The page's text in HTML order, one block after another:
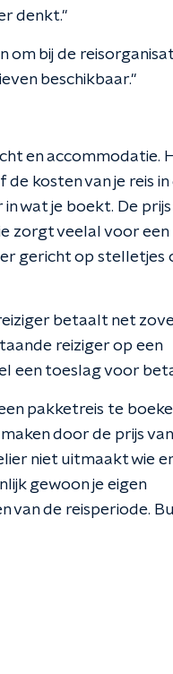
denkt."
om bij de
beschikbaar."
en accommodatie.
kosten van je reis in
wat je boekt. De prijs
zorgt veelal voor een
gericht op stelletjes
betaalt net
reiziger op een
een toeslag voor
pakketreis te
door de prijs
niet uitmaakt wie
gewoon je eigen
van de reisperiode.